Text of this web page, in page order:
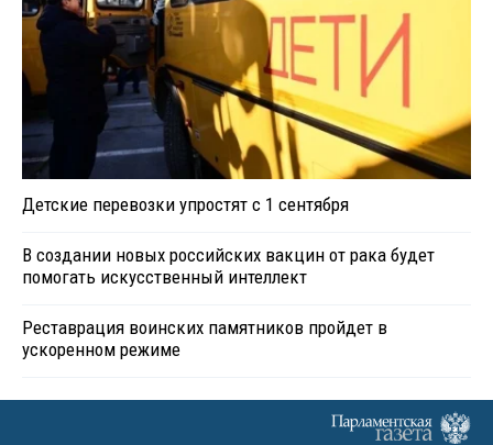
Детские перевозки упростят с 1 сентября
В создании новых российских вакцин от рака будет
помогать искусственный интеллект
Реставрация воинских памятников пройдет в
ускоренном режиме